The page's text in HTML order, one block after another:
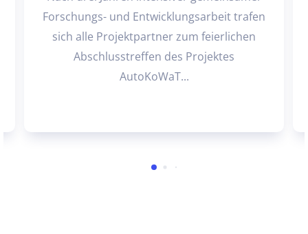
Forschungs- und Entwicklungsarbeit trafen
sich alle Projektpartner zum feierlichen
Abschlusstreffen des Projektes
AutoKoWaT...